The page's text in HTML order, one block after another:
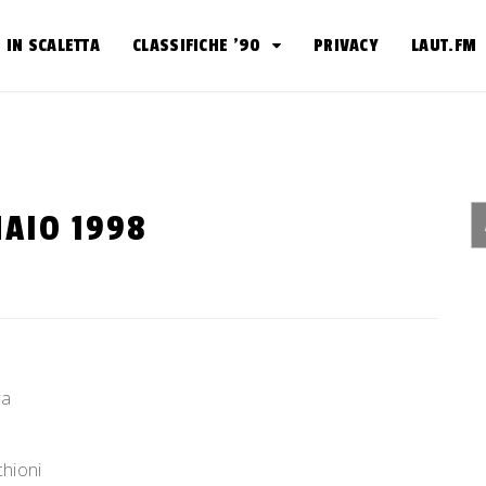
IN SCALETTA CLASSIFICHE ’90 PRIVACY LAUT.FM
1998